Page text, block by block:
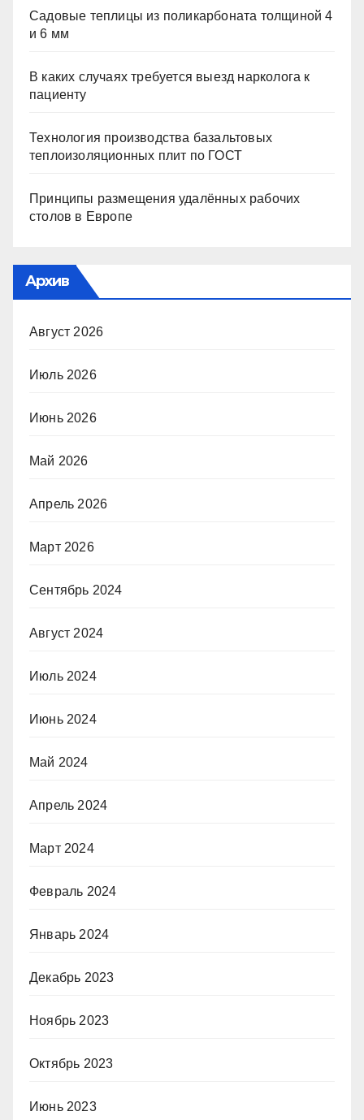
Садовые теплицы из поликарбоната толщиной 4
и 6 мм
В каких случаях требуется выезд нарколога к
пациенту
Технология производства базальтовых
теплоизоляционных плит по ГОСТ
Принципы размещения удалённых рабочих
столов в Европе
Архив
Август 2026
Июль 2026
Июнь 2026
Май 2026
Апрель 2026
Март 2026
Сентябрь 2024
Август 2024
Июль 2024
Июнь 2024
Май 2024
Апрель 2024
Март 2024
Февраль 2024
Январь 2024
Декабрь 2023
Ноябрь 2023
Октябрь 2023
Июнь 2023